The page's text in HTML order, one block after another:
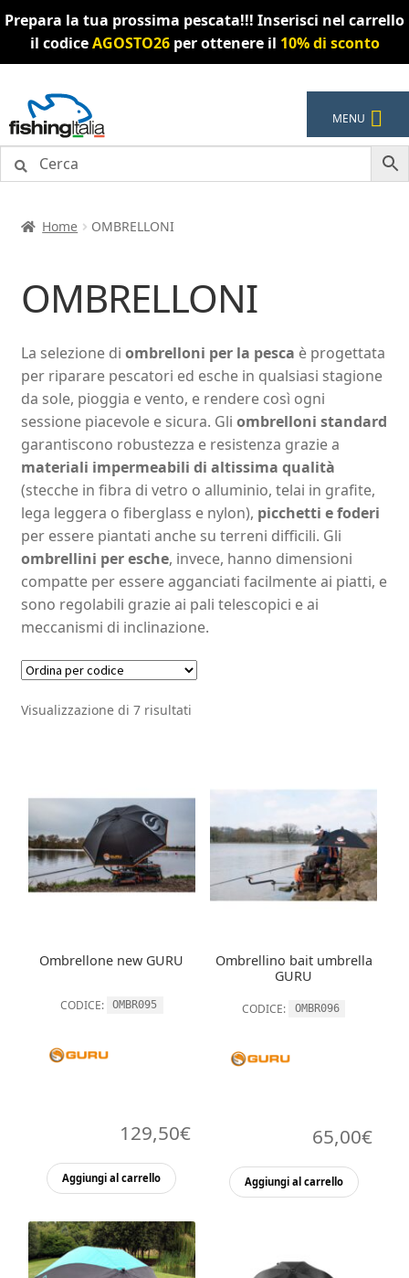
Prepara la tua prossima pescata!!! Inserisci nel carrello
il codiceAGOSTO26per ottenere il 10% di sconto
alla
navigazione
al
contenuto
MENU
Home OMBRELLONI
OMBRELLONI
La selezione di ombrelloni per la pesca è progettata
per riparare pescatori ed esche in qualsiasi stagione
da sole, pioggia e vento, e rendere così ogni
sessione piacevole e sicura. Gli ombrelloni standard
garantiscono robustezza e resistenza grazie a
materiali impermeabili di altissima qualità
(stecche in fibra di vetro o alluminio, telai in grafite,
lega leggera o fiberglass e nylon), picchetti e foderi
per essere piantati anche su terreni difficili. Gli
ombrellini per esche, invece, hanno dimensioni
compatte per essere agganciati facilmente ai piatti, e
sono regolabili grazie ai pali telescopici e ai
meccanismi di inclinazione.
Visualizzazione di 7 risultati
Ombrellone new GURU
CODICE: OMBR095
129,50€
Aggiungi al carrello
Ombrellino bait umbrella
GURU
CODICE: OMBR096
65,00€
Aggiungi al carrello